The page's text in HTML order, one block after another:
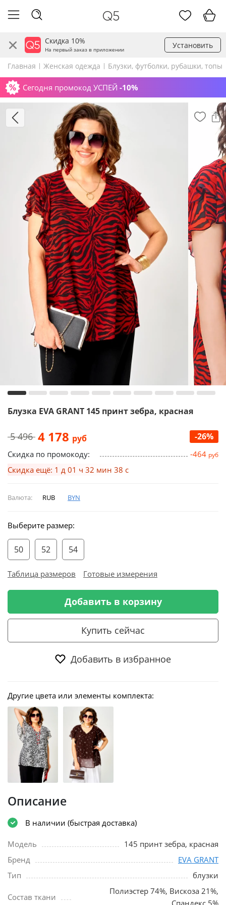
Скидка 10%
На первый заказ в приложении Установить
Главная Женская одежда Блузки, футболки, рубашки, топы
Сегодня промокод УСПЕЙ -10%
Блузка EVA GRANT 145 принт зебра, красная
5 496 4 178 руб -26%
Скидка по промокоду: -464 руб
Скидка ещё: 1 д 01 ч 32 мин 37 с
Валюта: RUB BYN
Выберите размер:
50 52 54
Таблица размеров Готовые измерения
Добавить в корзину
Купить сейчас
Добавить в избранное
Другие цвета или элементы комплекта:
Описание
В наличии (быстрая доставка)
Модель
145 принт зебра, красная
Бренд
EVA GRANT
Тип
блузки
Состав ткани
Полиэстер 74%, Вискоза 21%,